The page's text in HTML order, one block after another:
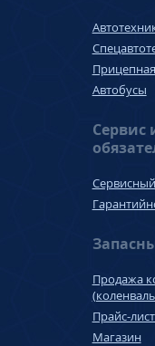
Автобусы
Сервис
Продажа
Прайс-
Магазин